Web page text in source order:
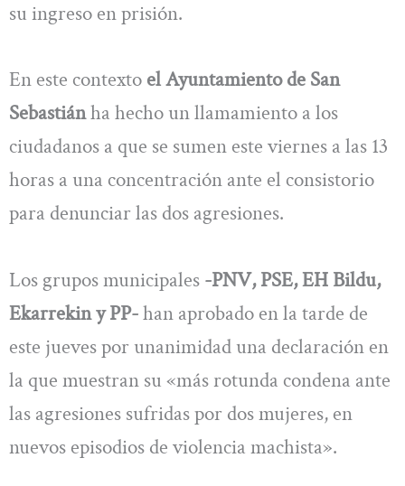
su ingreso en prisión.
En este contexto el Ayuntamiento de San
Sebastiánha hecho un llamamiento a los
ciudadanos a que se sumen este viernes a las 13
horas a una concentración ante el consistorio
para denunciar las dos agresiones.
Los grupos municipales -PNV, PSE, EH Bildu,
Ekarrekin y PP-han aprobado en la tarde de
este jueves por unanimidad una declaración en
la que muestran su «más rotunda condena ante
las agresiones sufridas por dos mujeres, en
nuevos episodios de violencia machista».